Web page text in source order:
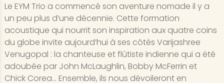
Le EYM Trio a commencé son aventure nomade il y a
un peu plus d’une décennie. Cette formation
acoustique qui nourrit son inspiration aux quatre coins
du globe invite aujourd’hui à ses côtés Varijashree
Venugopal : la chanteuse et flûtiste indienne qui a été
adoubée par John McLaughlin, Bobby McFerrin et
Chick Corea… Ensemble, ils nous dévoileront en